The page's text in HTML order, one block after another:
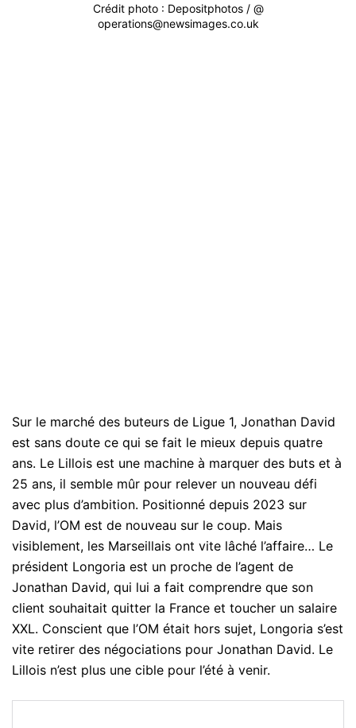
Crédit photo : Depositphotos / @
operations@newsimages.co.uk
Sur le marché des buteurs de Ligue 1, Jonathan David
est sans doute ce qui se fait le mieux depuis quatre
ans. Le Lillois est une machine à marquer des buts et à
25 ans, il semble mûr pour relever un nouveau défi
avec plus d’ambition. Positionné depuis 2023 sur
David, l’OM est de nouveau sur le coup. Mais
visiblement, les Marseillais ont vite lâché l’affaire… Le
président Longoria est un proche de l’agent de
Jonathan David, qui lui a fait comprendre que son
client souhaitait quitter la France et toucher un salaire
XXL. Conscient que l’OM était hors sujet, Longoria s’est
vite retirer des négociations pour Jonathan David. Le
Lillois n’est plus une cible pour l’été à venir.